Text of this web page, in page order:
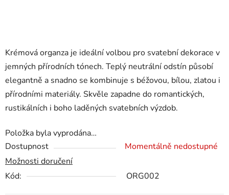
Krémová organza je ideální volbou pro svatební dekorace v
jemných přírodních tónech. Teplý neutrální odstín působí
elegantně a snadno se kombinuje s béžovou, bílou, zlatou i
přírodními materiály. Skvěle zapadne do romantických,
rustikálních i boho laděných svatebních výzdob.
Položka byla vyprodána…
Dostupnost
Momentálně nedostupné
Možnosti doručení
Kód:
ORG002